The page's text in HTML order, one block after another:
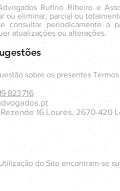
Rufino Ribeiro e
ou eliminar, parcial ou
consultar periodicamente a
atualizações ou alterações.
sobre os presentes
823 716
16 Loures, 2670-420
do Site encontram-se